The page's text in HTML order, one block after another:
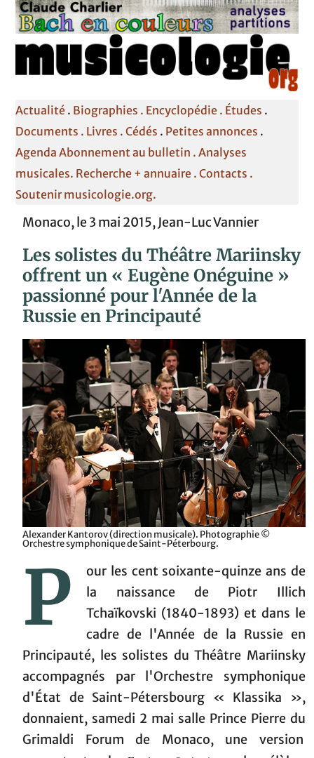
Actualité . Biographies . Encyclopédie . Études .
Documents . Livres .Cédés . Petites annonces .
Agenda Abonnement au bulletin .Analyses
musicales. Recherche + annuaire .Contacts .
Soutenir musicologie.org.
Monaco, le 3 mai 2015, Jean-Luc Vannier
Les solistes du Théâtre Mariinsky
offrent un « Eugène Onéguine »
passionné pour l'Année de la
Russie en Principauté
Alexander Kantorov (direction musicale). Photographie ©
Orchestre symphonique de Saint-Péterbourg.
P
our les cent soixante-quinze ans de
la naissance de Piotr Illich
Tchaïkovski (1840-1893) et dans le
cadre de l'Année de la Russie en
Principauté, les solistes du Théâtre Mariinsky
accompagnés par l'Orchestre symphonique
d'État de Saint-Pétersbourg « Klassika »,
donnaient, samedi 2 mai salle Prince Pierre du
Grimaldi Forum de Monaco, une version